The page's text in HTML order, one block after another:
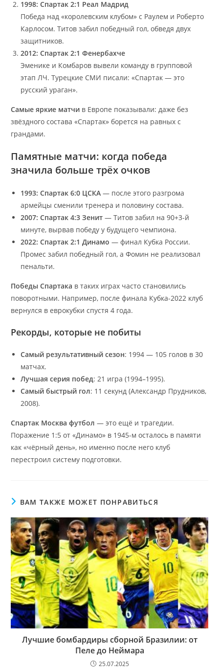
1998: Спартак 2:1 Реал Мадрид
Победа над «королевским клубом» с Раулем и Роберто
Карлосом. Титов забил победный гол, обведя двух
защитников.
2012: Спартак 2:1 Фенербахче
Эменике и Комбаров вывели команду в групповой
этап ЛЧ. Турецкие СМИ писали: «Спартак — это
русский ураган».
Самые яркие матчи в Европе показывали: даже без
звёздного состава «Спартак» борется на равных с
грандами.
Памятные матчи: когда победа
значила больше трёх очков
1993: Спартак 6:0 ЦСКА — после этого разгрома
армейцы сменили тренера и половину состава.
2007: Спартак 4:3 Зенит — Титов забил на 90+3-й
минуте, вырвав победу у будущего чемпиона.
2022: Спартак 2:1 Динамо — финал Кубка России.
Промес забил победный гол, а Фомин не реализовал
пенальти.
Победы Спартака в таких играх часто становились
поворотными. Например, после финала Кубка-2022 клуб
вернулся в еврокубки спустя 4 года.
Рекорды, которые не побиты
Самый результативный сезон: 1994 — 105 голов в 30
матчах.
Лучшая серия побед: 21 игра (1994–1995).
Самый быстрый гол: 11 секунд (Александр Прудников,
2008).
Спартак Москва футбол — это ещё и трагедии.
Поражение 1:5 от «Динамо» в 1945-м осталось в памяти
как «чёрный день», но именно после него клуб
перестроил систему подготовки.
ВАМ ТАКЖЕ МОЖЕТ ПОНРАВИТЬСЯ
Лучшие бомбардиры сборной Бразилии: от
Пеле до Неймара
25.07.2025